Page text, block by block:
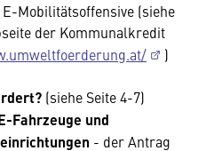
Mobilitätsoffensive (siehe
der Kommunalkredit
)
(siehe Seite 4-7)
Fahrzeuge und
- der Antrag